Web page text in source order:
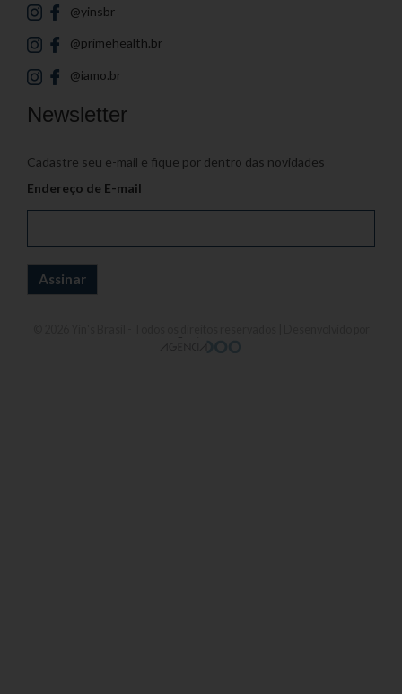
@yinsbr
@primehealth.br
@iamo.br
Newsletter
Cadastre seu e-mail e fique por dentro das novidades
Endereço de E-mail